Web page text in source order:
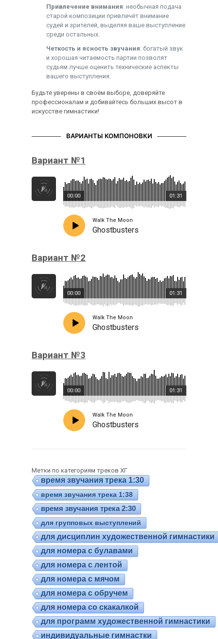
Привлечение внимания: необычная подача
старой композиции привлечёт внимание
судей и зрителей, выделяя ваше выступление
среди остальных.
Четкость и ясность звучания: богатый звук
и хорошая читаемость партии позволят
судьям лучше оценить технические аспекты
вашего выступления.
Будьте уверены в своём выборе, доверяйте
профессионалам и добивайтесь больших высот в
искусстве гимнастики!
ВАРИАНТЫ КОМПОНОВКИ
Вариант №1
01:31
00:00
Walk The Moon
Ghostbusters
Вариант №2
01:31
00:00
Walk The Moon
Ghostbusters
Вариант №3
01:31
00:00
Walk The Moon
Ghostbusters
Метки по категориям треков ХГ
время звучания трека 1:30
время звучания трека 1:38
время звучания трека 2:30
для групповых выступлений
для дисциплин художественной гимнастики
для номера с булавами
для номера с лентой
для номера с мячом
для номера с обручем
для номера со скакалкой
для программ художественной гимнастики
индивидуальные гимнастки